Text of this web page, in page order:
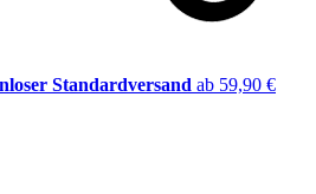
Standardversand ab 59,90 €